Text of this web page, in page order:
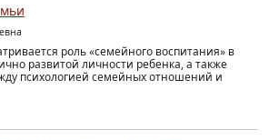
роль «семейного воспитания» в
развитой личности ребенка, а также
психологией семейных отношений и